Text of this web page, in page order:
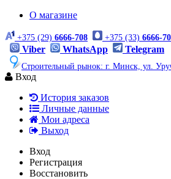
О магазине
+375 (29) 6666-708 +375 (33) 6666-
Viber WhatsApp Telegram
Строительный рынок: г. Минск, ул.
Вход
История заказов
Личные данные
Мои адреса
Выход
Вход
Регистрация
Восстановить